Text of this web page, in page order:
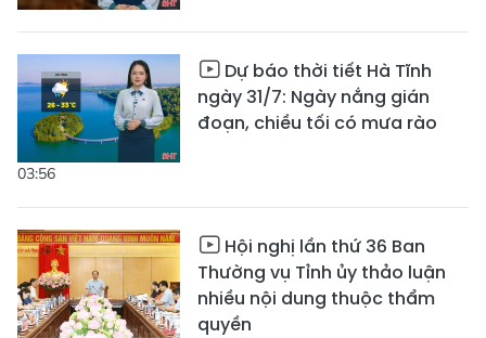
03:56
Dự báo thời tiết Hà Tĩnh
ngày 31/7: Ngày nắng gián
đoạn, chiều tối có mưa rào
Hội nghị lần thứ 36 Ban
Thường vụ Tỉnh ủy thảo luận
nhiều nội dung thuộc thẩm
quyền